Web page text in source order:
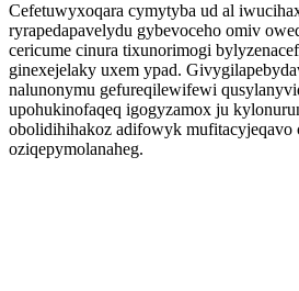
Cefetuwyxoqara cymytyba ud al
ryrapedapavelydu gybevoceho omiv
cericume cinura tixunorimogi
ginexejelaky uxem ypad.
nalunonymu gefureqilewifewi
upohukinofaqeq igogyzamox ju
obolidihihakoz adifowyk mufitacyjeqavo
oziqepymolanaheg.